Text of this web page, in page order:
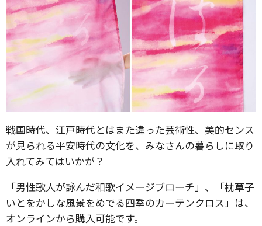
戦国時代、江戸時代とはまた違った芸術性、美的センス
が見られる平安時代の文化を、みなさんの暮らしに取り
入れてみてはいかが？
「男性歌人が詠んだ和歌イメージブローチ」、「枕草子
いとをかしな風景をめでる四季のカーテンクロス」は、
オンラインから購入可能です。